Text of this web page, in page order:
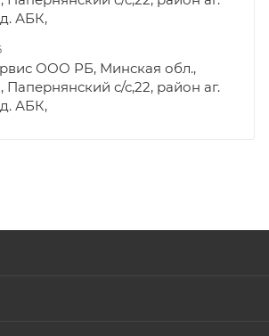
АБК,
ООО РБ, Минская обл.,
с/с,22, район аг.
АБК,